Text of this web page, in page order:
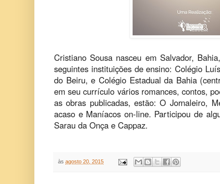
Cristiano Sousa nasceu em Salvador,
seguintes instituições de ensino: Colégio
do Beiru, e Colégio Estadual da Bahia
em seu currículo vários romances, contos,
as obras publicadas, estão: O Jornaleiro,
acaso e Maníacos on-line. Participou de
Sarau da Onça e Cappaz.
às agosto 20, 2015